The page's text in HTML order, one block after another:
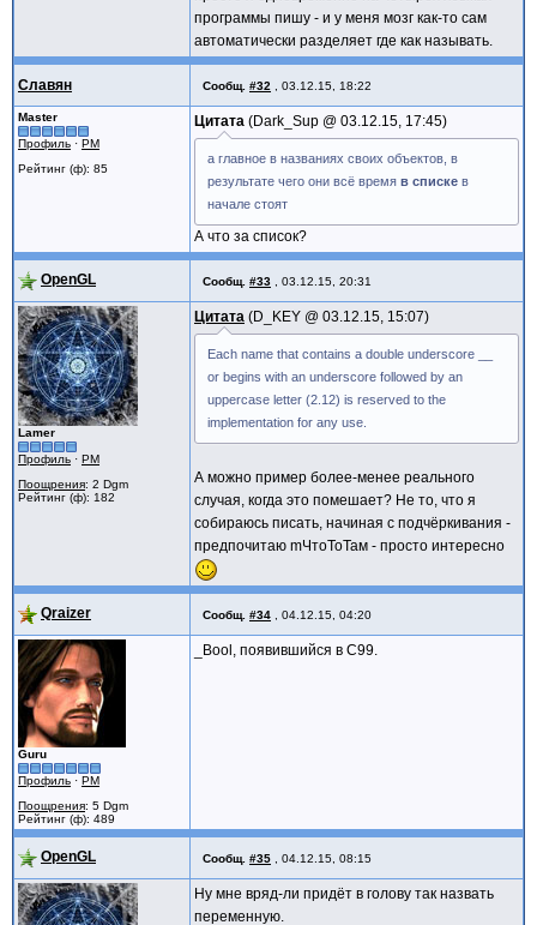
программы пишу - и у меня мозг как-то сам
автоматически разделяет где как называть.
Славян Сообщ. #32 03.12.15, 18:22
Master
Профиль · PM
Рейтинг (ф): 85
Цитата Dark_Sup @ 03.12.15, 17:45
а главное в названиях своих объектов, в
результате чего они всё время в списке в
начале стоят
А что за список?
OpenGL Сообщ. #33 03.12.15, 20:31
Lamer
Профиль · PM
Поощрения: 2 Dgm
Рейтинг (ф): 182
Цитата D_KEY @ 03.12.15, 15:07
Each name that contains a double underscore __
or begins with an underscore followed by an
uppercase letter (2.12) is reserved to the
implementation for any use.
А можно пример более-менее реального
случая, когда это помешает? Не то, что я
собираюсь писать, начиная с подчёркивания -
предпочитаю mЧтоТоТам - просто интересно
Qraizer Сообщ. #34 04.12.15, 04:20
Guru
Профиль · PM
Поощрения: 5 Dgm
Рейтинг (ф): 489
_Bool, появившийся в C99.
OpenGL Сообщ. #35 04.12.15, 08:15
Ну мне вряд-ли придёт в голову так назвать
переменную.